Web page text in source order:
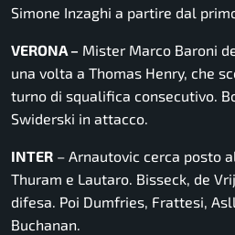
Simone Inzaghi a partire dal
VERONA – Mister Marco Baroni
una volta a Thomas Henry, che
turno di squalifica consecutivo.
Swiderski in attacco.
INTER – Arnautovic cerca posto
Thuram e Lautaro. Bisseck, de
difesa. Poi Dumfries, Frattesi,
Buchanan.